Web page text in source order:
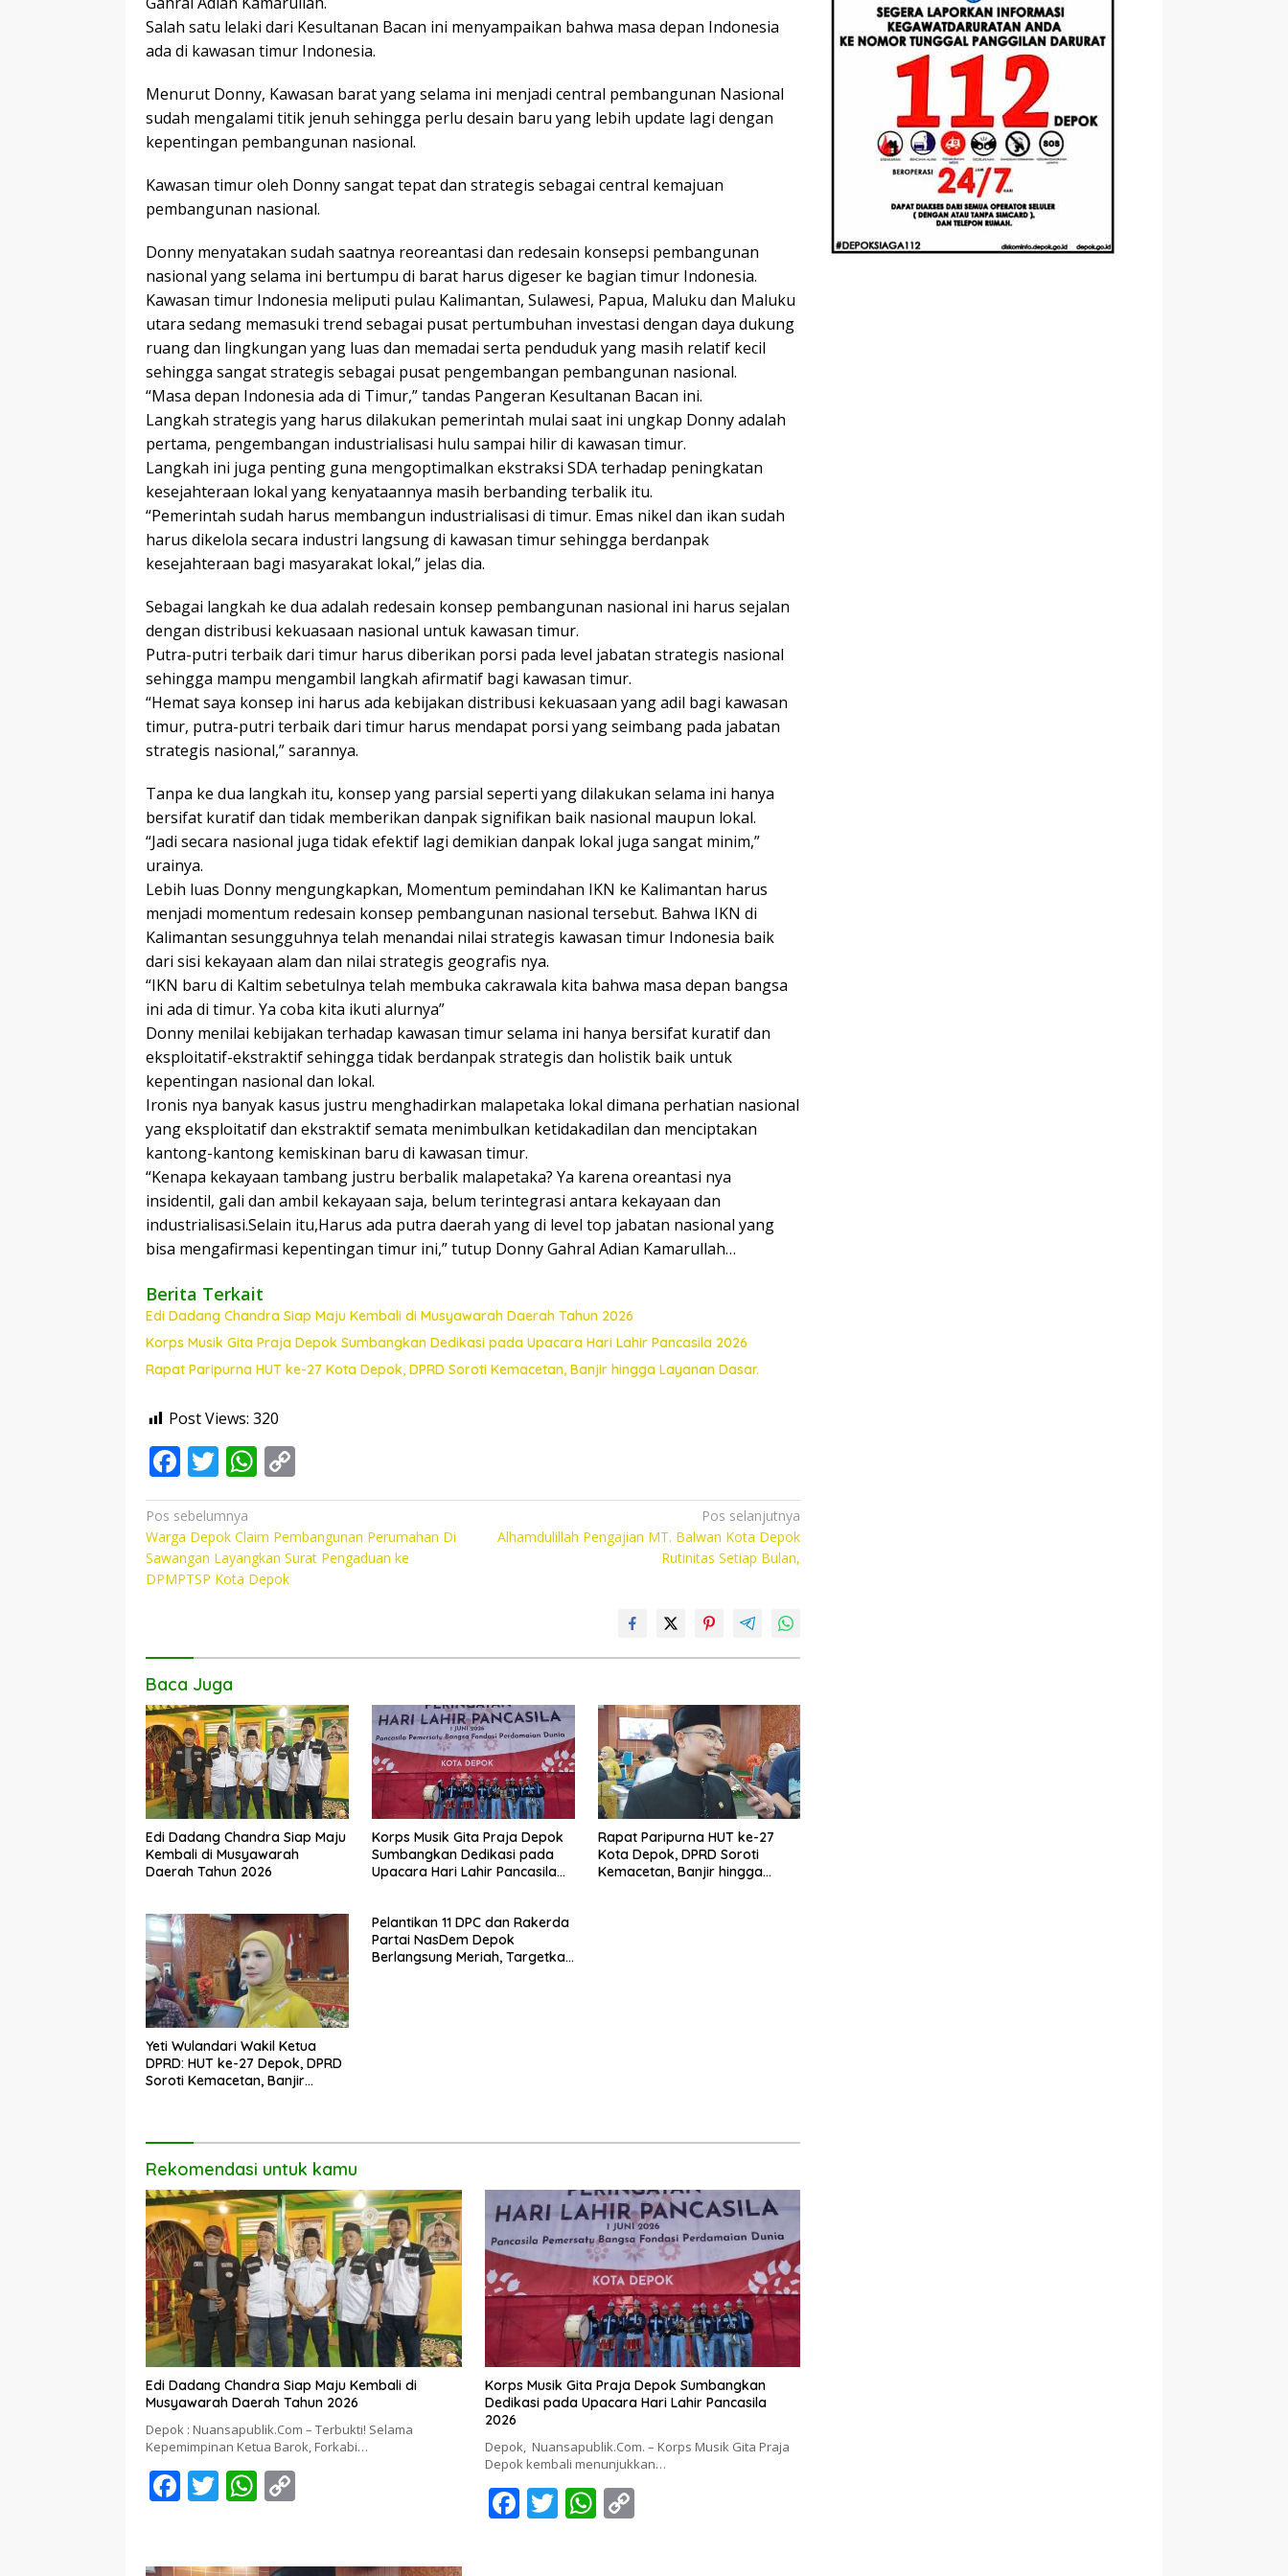
Salah satu lelaki dari Kesultanan Bacan ini menyampaikan bahwa masa depan Indonesia
ada di kawasan timur Indonesia.
Menurut Donny, Kawasan barat yang selama ini menjadi central pembangunan Nasional
sudah mengalami titik jenuh sehingga perlu desain baru yang lebih update lagi dengan
kepentingan pembangunan nasional.
Kawasan timur oleh Donny sangat tepat dan strategis sebagai central kemajuan
pembangunan nasional.
Donny menyatakan sudah saatnya reoreantasi dan redesain konsepsi pembangunan
nasional yang selama ini bertumpu di barat harus digeser ke bagian timur Indonesia.
Kawasan timur Indonesia meliputi pulau Kalimantan, Sulawesi, Papua, Maluku dan Maluku
utara sedang memasuki trend sebagai pusat pertumbuhan investasi dengan daya dukung
ruang dan lingkungan yang luas dan memadai serta penduduk yang masih relatif kecil
sehingga sangat strategis sebagai pusat pengembangan pembangunan nasional.
“Masa depan Indonesia ada di Timur,” tandas Pangeran Kesultanan Bacan ini.
Langkah strategis yang harus dilakukan pemerintah mulai saat ini ungkap Donny adalah
pertama, pengembangan industrialisasi hulu sampai hilir di kawasan timur.
Langkah ini juga penting guna mengoptimalkan ekstraksi SDA terhadap peningkatan
kesejahteraan lokal yang kenyataannya masih berbanding terbalik itu.
“Pemerintah sudah harus membangun industrialisasi di timur. Emas nikel dan ikan sudah
harus dikelola secara industri langsung di kawasan timur sehingga berdanpak
kesejahteraan bagi masyarakat lokal,” jelas dia.
Sebagai langkah ke dua adalah redesain konsep pembangunan nasional ini harus sejalan
dengan distribusi kekuasaan nasional untuk kawasan timur.
Putra-putri terbaik dari timur harus diberikan porsi pada level jabatan strategis nasional
sehingga mampu mengambil langkah afirmatif bagi kawasan timur.
“Hemat saya konsep ini harus ada kebijakan distribusi kekuasaan yang adil bagi kawasan
timur, putra-putri terbaik dari timur harus mendapat porsi yang seimbang pada jabatan
strategis nasional,” sarannya.
Tanpa ke dua langkah itu, konsep yang parsial seperti yang dilakukan selama ini hanya
bersifat kuratif dan tidak memberikan danpak signifikan baik nasional maupun lokal.
“Jadi secara nasional juga tidak efektif lagi demikian danpak lokal juga sangat minim,”
urainya.
Lebih luas Donny mengungkapkan, Momentum pemindahan IKN ke Kalimantan harus
menjadi momentum redesain konsep pembangunan nasional tersebut. Bahwa IKN di
Kalimantan sesungguhnya telah menandai nilai strategis kawasan timur Indonesia baik
dari sisi kekayaan alam dan nilai strategis geografis nya.
“IKN baru di Kaltim sebetulnya telah membuka cakrawala kita bahwa masa depan bangsa
ini ada di timur. Ya coba kita ikuti alurnya”
Donny menilai kebijakan terhadap kawasan timur selama ini hanya bersifat kuratif dan
eksploitatif-ekstraktif sehingga tidak berdanpak strategis dan holistik baik untuk
kepentingan nasional dan lokal.
Ironis nya banyak kasus justru menghadirkan malapetaka lokal dimana perhatian nasional
yang eksploitatif dan ekstraktif semata menimbulkan ketidakadilan dan menciptakan
kantong-kantong kemiskinan baru di kawasan timur.
“Kenapa kekayaan tambang justru berbalik malapetaka? Ya karena oreantasi nya
insidentil, gali dan ambil kekayaan saja, belum terintegrasi antara kekayaan dan
industrialisasi.Selain itu,Harus ada putra daerah yang di level top jabatan nasional yang
bisa mengafirmasi kepentingan timur ini,” tutup Donny Gahral Adian Kamarullah…
Berita Terkait
Edi Dadang Chandra Siap Maju Kembali di Musyawarah Daerah Tahun 2026
Korps Musik Gita Praja Depok Sumbangkan Dedikasi pada Upacara Hari Lahir Pancasila 2026
Rapat Paripurna HUT ke-27 Kota Depok, DPRD Soroti Kemacetan, Banjir hingga Layanan Dasar.
Post Views: 320
F
ac
e
b
o
T
w
itt
er
W
h
at
s
A
o
p
y
Navigasi
pos
Pos sebelumnya
Warga Depok Claim Pembangunan Perumahan Di
Sawangan Layangkan Surat Pengaduan ke
DPMPTSP Kota Depok
Pos selanjutnya
Alhamdulillah Pengajian MT. Balwan Kota Depok
Rutinitas Setiap Bulan,
Baca Juga
Edi Dadang Chandra Siap Maju
Kembali di Musyawarah
Daerah Tahun 2026
Korps Musik Gita Praja Depok
Sumbangkan Dedikasi pada
Upacara Hari Lahir Pancasila
Rapat Paripurna HUT ke-27
Kota Depok, DPRD Soroti
Kemacetan, Banjir hingga
Yeti Wulandari Wakil Ketua
DPRD: HUT ke-27 Depok, DPRD
Soroti Kemacetan, Banjir
Pelantikan 11 DPC dan Rakerda
Partai NasDem Depok
Berlangsung Meriah, Targetkan
Rekomendasi untuk kamu
Edi Dadang Chandra Siap Maju Kembali di
Musyawarah Daerah Tahun 2026
Depok : Nuansapublik.Com – Terbukti! Selama
Kepemimpinan Ketua Barok, Forkabi…
F T W
Korps Musik Gita Praja Depok Sumbangkan
Dedikasi pada Upacara Hari Lahir Pancasila
2026
Depok, Nuansapublik.Com. – Korps Musik Gita Praja
Depok kembali menunjukkan…
F T W C
Penjelasan
Ilmiahnya
Augmented
Reality
Tahun Ajaran
2026-2027